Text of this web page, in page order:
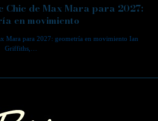
Chic de Max Mara para 2027:
en movimiento
Mara para 2027: geometría en movimiento Ian
Griffiths,…